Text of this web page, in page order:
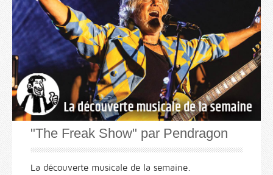
"The Freak Show" par Pendragon
La découverte musicale de la semaine.